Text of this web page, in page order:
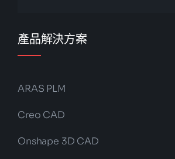
產品解決方案
ARAS PLM
Creo CAD
Onshape 3D CAD